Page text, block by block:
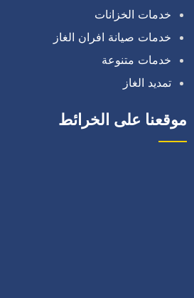
خدمات الخزانات
خدمات صيانة افران الغاز
خدمات متنوعة
تمديد الغاز
موقعنا على الخرائط